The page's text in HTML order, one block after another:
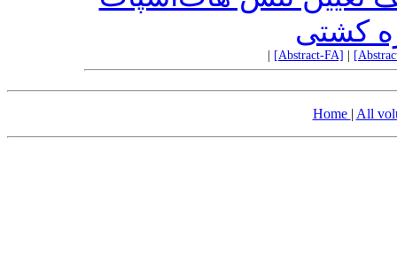
کشتی
[Abstract-FA]
Home | All